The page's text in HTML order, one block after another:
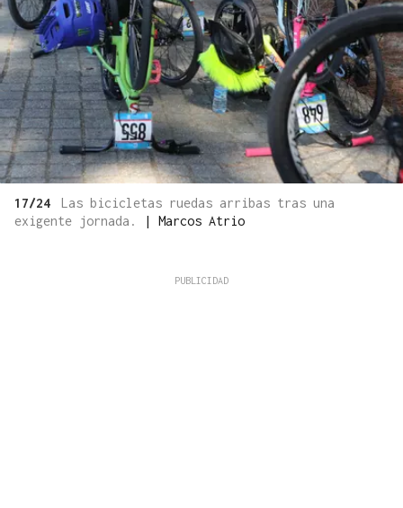
17/24
Las bicicletas ruedas arribas tras una
exigente jornada.
| Marcos Atrio